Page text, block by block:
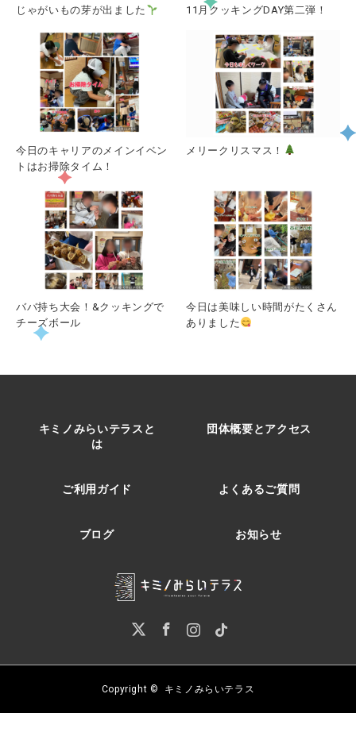
じゃがいもの芽が出ました 11月クッキングDAY第二弾！
今日のキャリアのメインイベン
トはお掃除タイム！
メリークリスマス！
ババ持ち大会！&クッキングで
チーズボール
今日は美味しい時間がたくさん
ありました
キミノみらいテラスと
は
団体概要とアクセス
ご利用ガイド よくあるご質問
ブログ お知らせ
InstagramPinterest
Copyright © キミノみらいテラス